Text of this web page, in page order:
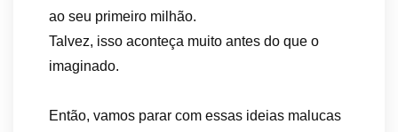
ao seu primeiro milhão.
Talvez, isso aconteça muito antes do que o
imaginado.
Então, vamos parar com essas ideias malucas